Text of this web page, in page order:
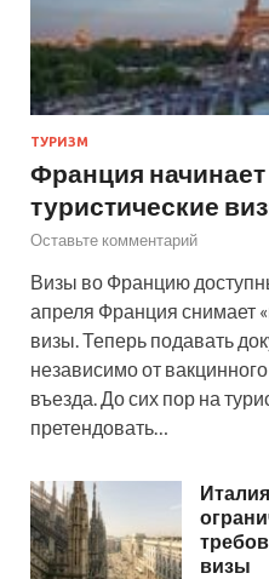
ТУРИЗМ
Франция
туристические
Оставьте комментарий
Визы во Францию
апреля Франция снимает
визы. Теперь подавать
независимо от
въезда. До сих пор на
претендовать…
визы